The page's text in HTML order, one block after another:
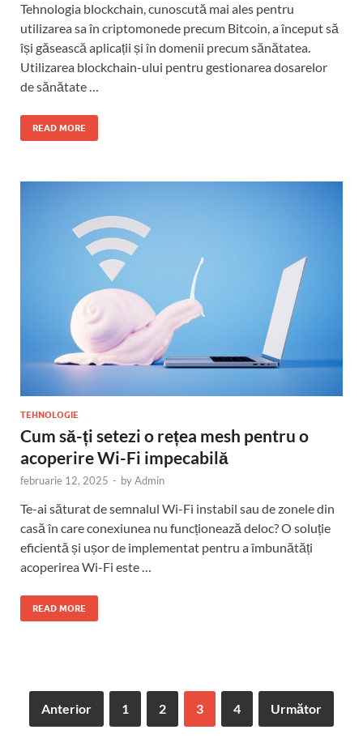
Tehnologia blockchain, cunoscută mai ales pentru
utilizarea sa în criptomonede precum Bitcoin, a început să
își găsească aplicații și în domenii precum sănătatea.
Utilizarea blockchain-ului pentru gestionarea dosarelor
de sănătate …
READ MORE
TEHNOLOGIE
Cum să-ți setezi o rețea mesh pentru o
acoperire Wi-Fi impecabilă
februarie 12, 2025 - byAdmin
Te-ai săturat de semnalul Wi-Fi instabil sau de zonele din
casă în care conexiunea nu funcționează deloc? O soluție
eficientă și ușor de implementat pentru a îmbunătăți
acoperirea Wi-Fi este …
READ MORE
Anterior 1 2 3 4 Următor